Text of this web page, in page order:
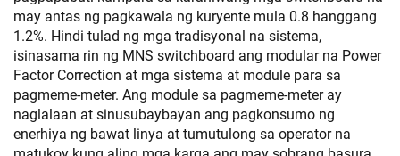
may antas ng pagkawala ng kuryente mula 0.8 hanggang
1.2%. Hindi tulad ng mga tradisyonal na sistema,
isinasama rin ng MNS switchboard ang modular na Power
Factor Correction at mga sistema at module para sa
pagmeme-meter. Ang module sa pagmeme-meter ay
naglalaan at sinusubaybayan ang pagkonsumo ng
enerhiya ng bawat linya at tumutulong sa operator na